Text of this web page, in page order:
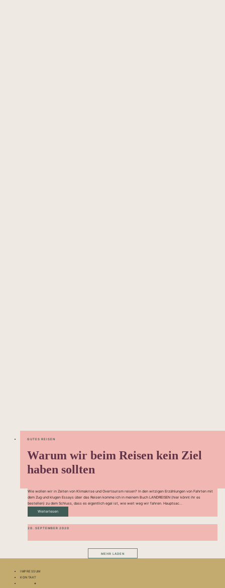
GUTES REISEN
Warum wir beim Reisen kein Ziel
haben sollten
Wie wollen wir in Zeiten von Klimakrise und Overtourism reisen? In den witzigen Erzählungen von Fahrten mit
dem Zug und klugen Essays über das Reisen komme ich in meinem Buch LANDREISEN (hier könnt ihr es
bestellen) zu dem Schluss, dass es eigentlich egal ist, wie weit weg wir fahren. Hauptsac...
Weiterlesen
20. SEPTEMBER 2020
MEHR LADEN
IMPRESSUM
KONTAKT